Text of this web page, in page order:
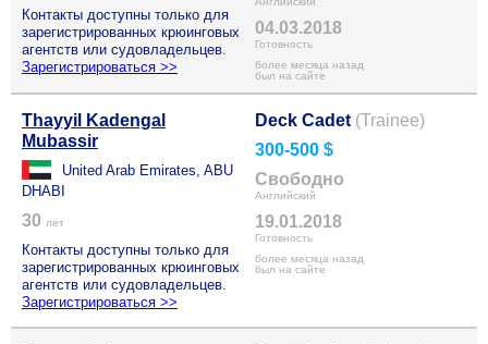
Контакты доступны только для
зарегистрированных крюинговых
агентств или судовладельцев.
Зарегистрироваться >>
04.03.2018
Готовность
более месяца назад
был на сайте
Thayyil Kadengal
Mubassir
United Arab Emirates, ABU
DHABI
30 лет
Контакты доступны только для
зарегистрированных крюинговых
агентств или судовладельцев.
Зарегистрироваться >>
Deck Cadet (Trainee)
300-500 $
Свободно
Английский
19.01.2018
Готовность
более месяца назад
был на сайте